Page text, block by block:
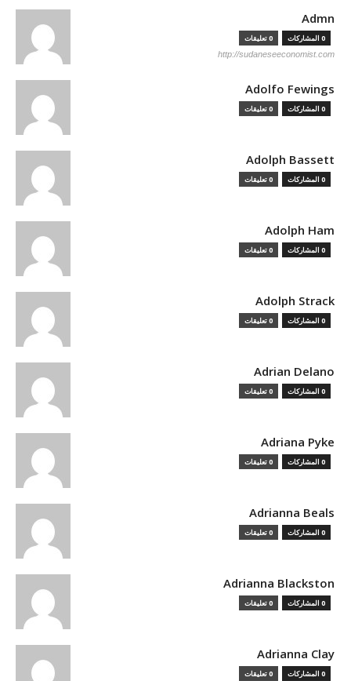
Admn
0 المشاركات 0 تعليقات
http://sudaneseeconomist.com
Adolfo Fewings
0 المشاركات 0 تعليقات
Adolph Bassett
0 المشاركات 0 تعليقات
Adolph Ham
0 المشاركات 0 تعليقات
Adolph Strack
0 المشاركات 0 تعليقات
Adrian Delano
0 المشاركات 0 تعليقات
Adriana Pyke
0 المشاركات 0 تعليقات
Adrianna Beals
0 المشاركات 0 تعليقات
Adrianna Blackston
0 المشاركات 0 تعليقات
Adrianna Clay
0 المشاركات 0 تعليقات